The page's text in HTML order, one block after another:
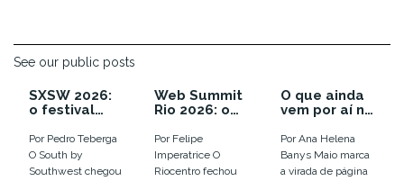
See our public posts
SXSW 2026:
o festival
as
tendências e
colocou o
Por Pedro Teberga
O South by
Southwest chegou
Web Summit
Rio 2026: o
euforia com
IA virou
disputa por
Por Felipe
Imperatrice O
Riocentro fechou
O que ainda
vem por aí no
de inovação
de 2026
Por Ana Helena
Banys Maio marca
a virada de página